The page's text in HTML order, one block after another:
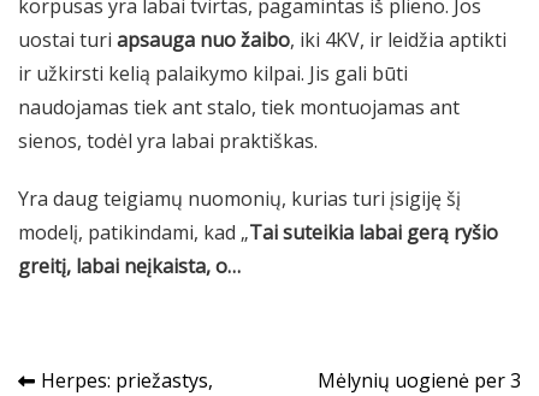
korpusas yra labai tvirtas, pagamintas iš plieno. Jos
uostai turi apsauga nuo žaibo, iki 4KV, ir leidžia aptikti
ir užkirsti kelią palaikymo kilpai. Jis gali būti
naudojamas tiek ant stalo, tiek montuojamas ant
sienos, todėl yra labai praktiškas.
Yra daug teigiamų nuomonių, kurias turi įsigiję šį
modelį, patikindami, kad „Tai suteikia labai gerą ryšio
greitį, labai neįkaista, o…
Navigacija
Herpes: priežastys,
Mėlynių uogienė per 3